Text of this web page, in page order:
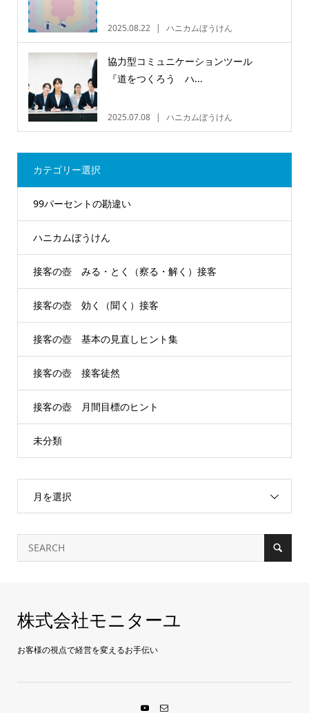
2025.08.22 ハニカムぼうけん
協力型コミュニケーションツール
『道をつくろう ハ...
2025.07.08 ハニカムぼうけん
カテゴリー選択
99パーセントの勘違い
ハニカムぼうけん
接客の壺 みる・とく（察る・解く）接客
接客の壺 効く（聞く）接客
接客の壺 基本の見直しヒント集
接客の壺 接客徒然
接客の壺 月間目標のヒント
未分類
月を選択
株式会社モニターユ
お客様の視点で経営を変えるお手伝い